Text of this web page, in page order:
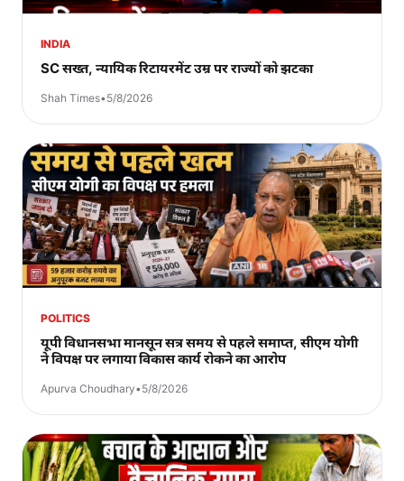
INDIA
SC सख्त, न्यायिक रिटायरमेंट उम्र पर राज्यों को झटका
Shah Times•5/8/2026
POLITICS
यूपी विधानसभा मानसून सत्र समय से पहले समाप्त, सीएम योगी
ने विपक्ष पर लगाया विकास कार्य रोकने का आरोप
Apurva Choudhary•5/8/2026